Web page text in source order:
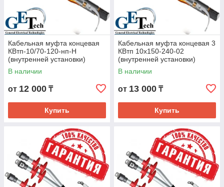
Кабельная муфта концевая
КВтп-10/70-120-нп-Н
(внутренней установки)
В наличии
от 12 000 ₸
Купить
Кабельная муфта концевая 3
КВтп 10х150-240-02
(внутренней установки)
В наличии
от 13 000 ₸
Купить